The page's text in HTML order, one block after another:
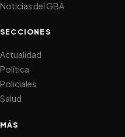
Noticias del GBA
SECCIONES
Actualidad
Política
Policiales
Salud
MÁS